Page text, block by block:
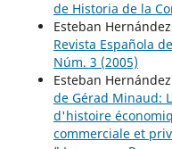
de Historia de la
Esteban
Revista Española
Núm. 3 (2005)
Esteban
de Gérad Minaud:
d'histoire
commerciale et